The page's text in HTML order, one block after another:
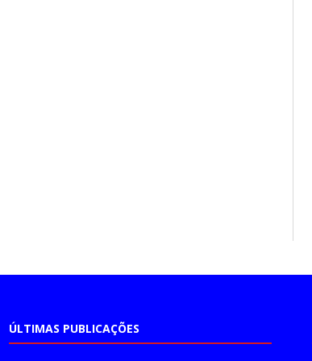
ÚLTIMAS PUBLICAÇÕES